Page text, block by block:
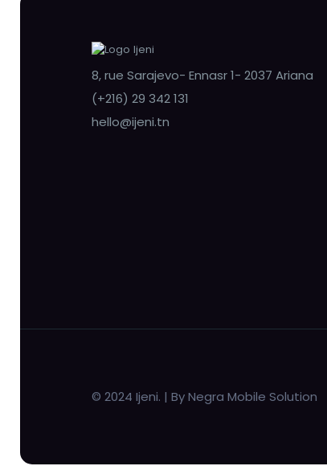
8, rue Sarajevo- Ennasr 1- 2037 Ariana
(+216) 29 342 131
hello@ijeni.tn
© 2024 Ijeni. | By Negra Mobile Solution